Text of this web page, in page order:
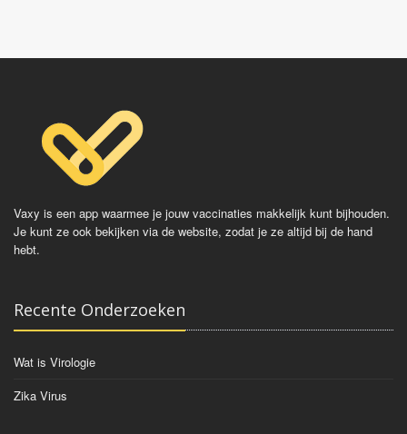
Vaxy is een app waarmee je jouw vaccinaties makkelijk kunt bijhouden.
Je kunt ze ook bekijken via de website, zodat je ze altijd bij de hand
hebt.
Recente Onderzoeken
Wat is Virologie
Zika Virus